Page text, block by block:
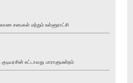
சபைகள் மற்றும் உள்ளூராட்சி
எட்டாவது பாராளுமன்றம்